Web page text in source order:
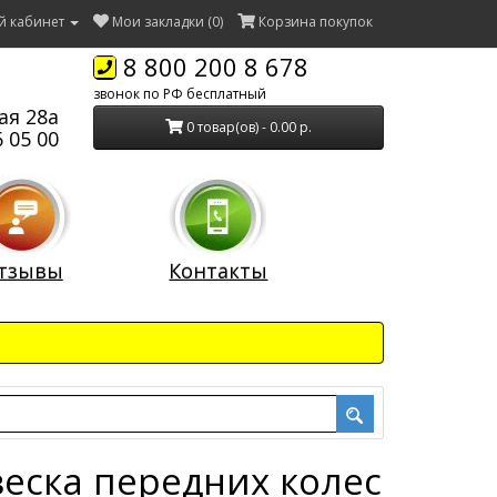
кабинет Мои закладки (0) Корзина покупок
28а
05 00
8 800 200 8 678
звонок по РФ бесплатный
0 товар(ов) - 0.00 р.
Контакты
передних колес